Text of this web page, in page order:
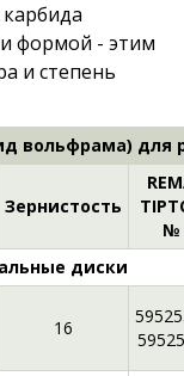
формой - этим
и степень
вольфрама) для
Зернистость
№
диски
16